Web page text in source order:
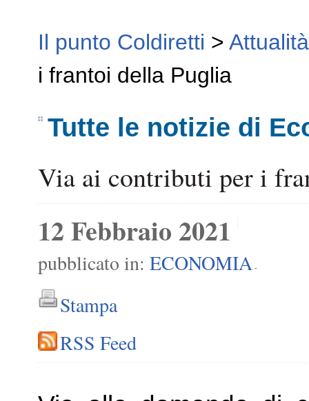
Il punto Coldiretti > Attualità
i frantoi della Puglia
Tutte le notizie di
Via ai contributi per i
12 Febbraio 2021
pubblicato in: ECONOMIA -
Stampa
RSS Feed